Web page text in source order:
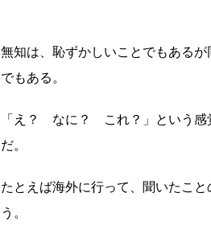
無知は、恥ずかしいことでもある
でもある。
「え？ なに？ これ？」という感
だ。
たとえば海外に行って、聞いたこ
う。